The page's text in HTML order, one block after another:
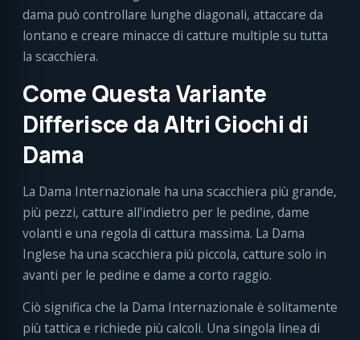
dama può controllare lunghe diagonali, attaccare da
lontano e creare minacce di catture multiple su tutta
la scacchiera.
Come Questa Variante
Differisce da Altri Giochi di
Dama
La Dama Internazionale ha una scacchiera più grande,
più pezzi, catture all'indietro per le pedine, dame
volanti e una regola di cattura massima. La Dama
Inglese ha una scacchiera più piccola, catture solo in
avanti per le pedine e dame a corto raggio.
Ciò significa che la Dama Internazionale è solitamente
più tattica e richiede più calcoli. Una singola linea di